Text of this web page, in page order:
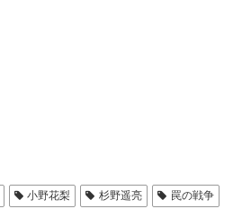
小野花梨 杉野遥亮
罠の戦争